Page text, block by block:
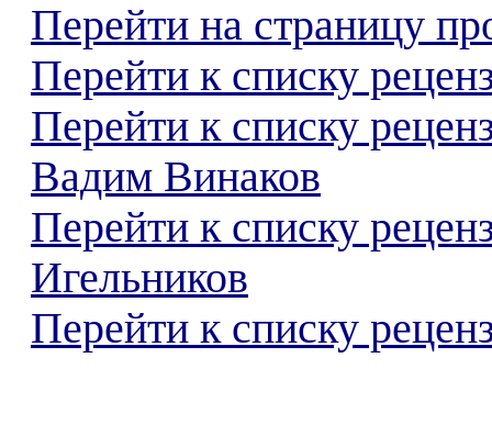
Перейти на страницу
Перейти к списку
Перейти к списку
Вадим Винаков
Перейти к списку
Игельников
Перейти к списку